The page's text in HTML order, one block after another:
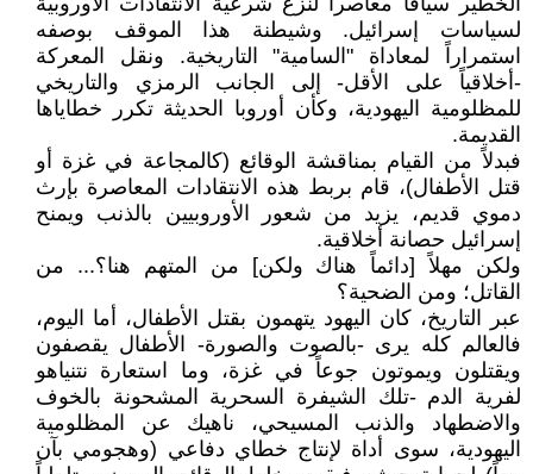
لسياسات إسرائيل. وشيطنة هذا الموقف بوصفه
استمراراً لمعاداة "السامية" التاريخية. ونقل المعركة
-أخلاقياً على الأقل- إلى الجانب الرمزي والتاريخي
للمظلومية اليهودية، وكأن أوروبا الحديثة تكرر خطاياها
القديمة.
فبدلاً من القيام بمناقشة الوقائع (كالمجاعة في غزة أو
قتل الأطفال)، قام بربط هذه الانتقادات المعاصرة بإرث
دموي قديم، يزيد من شعور الأوروبيين بالذنب ويمنح
إسرائيل حصانة أخلاقية.
ولكن مهلاً [دائماً هناك ولكن] من المتهم هنا؟... من
القاتل؛ ومن الضحية؟
عبر التاريخ، كان اليهود يتهمون بقتل الأطفال، أما اليوم،
فالعالم كله يرى -بالصوت والصورة- الأطفال يقصفون
ويقتلون ويموتون جوعاً في غزة، وما استعارة نتنياهو
لفرية الدم -تلك الشيفرة السحرية المشحونة بالخوف
والاضطهاد والذنب المسيحي، ناهيك عن المظلومية
اليهودية، سوى أداة لإنتاج خطاي دفاعي (وهجومي بآن